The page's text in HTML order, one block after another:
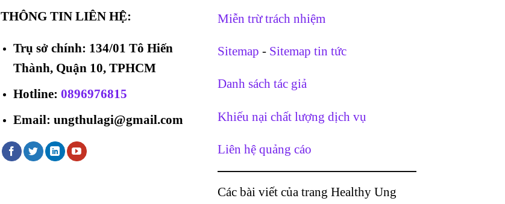
THÔNG TIN LIÊN HỆ:
Trụ sở chính: 134/01 Tô Hiến
Thành, Quận 10, TPHCM
Hotline: 0896976815
Email: ungthulagi@gmail.com
Miễn trừ trách nhiệm
Sitemap - Sitemap tin tức
Danh sách tác giả
Khiếu nại chất lượng dịch vụ
Liên hệ quảng cáo
Các bài viết của trang Healthy Ung